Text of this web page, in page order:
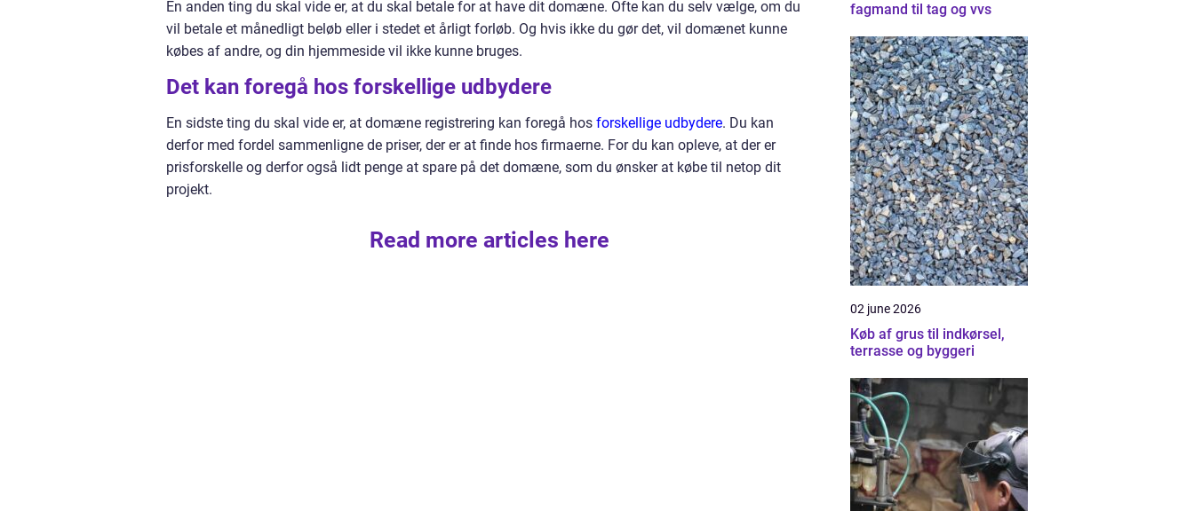
En anden ting du skal vide er, at du skal betale for at have dit domæne. Ofte kan du selv vælge, om du
vil betale et månedligt beløb eller i stedet et årligt forløb. Og hvis ikke du gør det, vil domænet kunne
købes af andre, og din hjemmeside vil ikke kunne bruges.
Det kan foregå hos forskellige udbydere
En sidste ting du skal vide er, at domæne registrering kan foregå hos forskellige udbydere. Du kan
derfor med fordel sammenligne de priser, der er at finde hos firmaerne. For du kan opleve, at der er
prisforskelle og derfor også lidt penge at spare på det domæne, som du ønsker at købe til netop dit
projekt.
Read more articles here
fagmand til tag og vvs
02 june 2026
Køb af grus til indkørsel,
terrasse og byggeri